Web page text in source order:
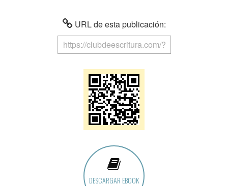
URL de esta publicación:
DESCARGAR EBOOK